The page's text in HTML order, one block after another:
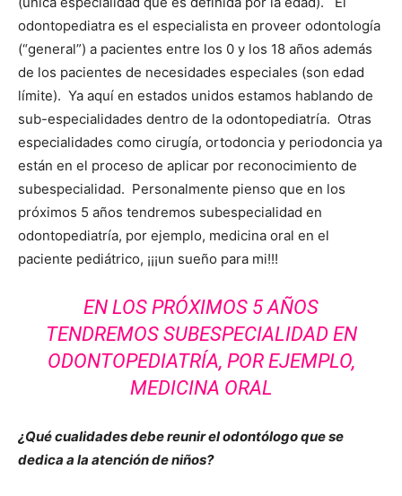
odontopediatra es el especialista en proveer odontología
(“general”) a pacientes entre los 0 y los 18 años además
de los pacientes de necesidades especiales (son edad
límite). Ya aquí en estados unidos estamos hablando de
sub-especialidades dentro de la odontopediatría. Otras
especialidades como cirugía, ortodoncia y periodoncia ya
están en el proceso de aplicar por reconocimiento de
subespecialidad. Personalmente pienso que en los
próximos 5 años tendremos subespecialidad en
odontopediatría, por ejemplo, medicina oral en el
paciente pediátrico, ¡¡¡un sueño para mi!!!
EN LOS PRÓXIMOS 5 AÑOS
TENDREMOS SUBESPECIALIDAD EN
ODONTOPEDIATRÍA, POR EJEMPLO,
MEDICINA ORAL
¿Qué cualidades debe reunir el odontólogo que se
dedica a la atención de niños?